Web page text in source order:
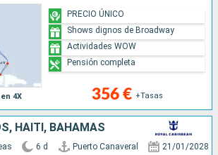
4X 356 € +Tasas
PRECIO ÚNICO
Shows dignos de Broadway
Actividades WOW
Pensión completa
HAITI, BAHAMAS
6 d Puerto Canaveral 21/01/2028